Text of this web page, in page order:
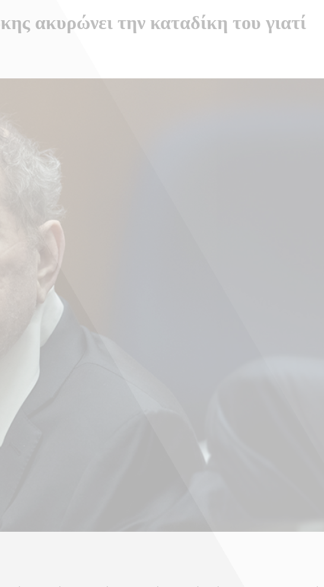
ακυρώνει την καταδίκη του γιατί